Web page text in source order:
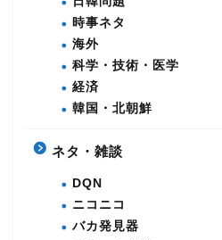
時事ネタ
海外
科学・技術・医学
経済
韓国・北朝鮮
ネタ・雑談
DQN
ニコニコ
バカ発見器